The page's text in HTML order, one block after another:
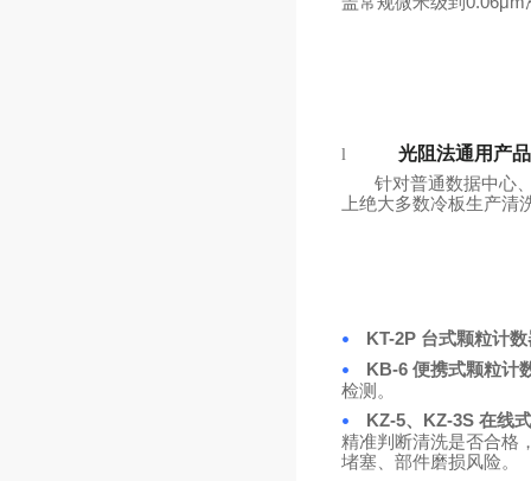
l 光阻法通用产
针对普通数据中心
上绝大多数冷板生产清
• KT-2P 台式颗粒计数
•
KB-6 便携式颗粒计
检测。
• KZ-5、KZ-3S 在线
精准判断清洗是否合格
堵塞、部件磨损风险。